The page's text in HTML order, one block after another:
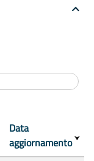
Data
aggiornamento